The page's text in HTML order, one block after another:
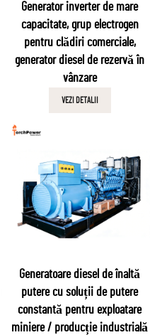
Generator inverter de mare
capacitate, grup electrogen
pentru clădiri comerciale,
generator diesel de rezervă în
vânzare
VEZI DETALII
Generatoare diesel de înaltă
putere cu soluții de putere
constantă pentru exploatare
miniere / producție industrială